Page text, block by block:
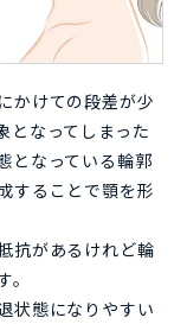
かけての段差が少
となってしまった
となっている輪郭
することで顎を形
抗があるけれど輪
状態になりやすい